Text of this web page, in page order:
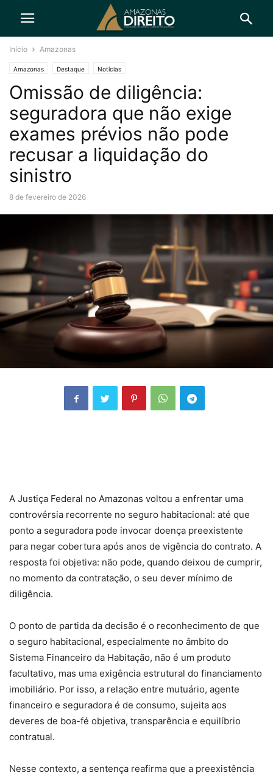
Início Amazonas
Amazonas Destaque Notícias
Omissão de diligência:
seguradora que não exige
exames prévios não pode
recusar a liquidação do
sinistro
8 de fevereiro de 2026
A Justiça Federal no Amazonas voltou a enfrentar uma
controvérsia recorrente no seguro habitacional: até que
ponto a seguradora pode invocar doença preexistente
para negar cobertura após anos de vigência do contrato. A
resposta foi objetiva: não pode, quando deixou de cumprir,
no momento da contratação, o seu dever mínimo de
diligência.
O ponto de partida da decisão é o reconhecimento de que
o seguro habitacional, especialmente no âmbito do
Sistema Financeiro da Habitação, não é um produto
facultativo, mas uma exigência estrutural do financiamento
imobiliário. Por isso, a relação entre mutuário, agente
financeiro e seguradora é de consumo, sujeita aos
deveres de boa-fé objetiva, transparência e equilíbrio
contratual.
Nesse contexto, a sentença reafirma que a preexistência